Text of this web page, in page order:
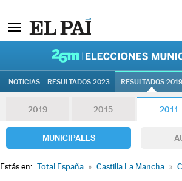
NOTICIAS RESULTADOS 2023 RESULTADOS 2019
2019 2015 2011
MUNICIPALES
Estás en: Total España » Castilla La Mancha »